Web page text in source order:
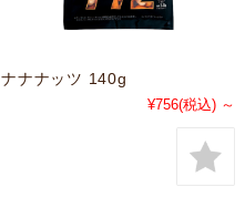
ナナナッツ 140g
¥756(税込) ～